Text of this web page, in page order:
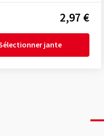
2,97 €
jante